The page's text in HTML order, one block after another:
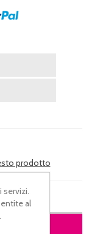
prodotto
servizi.
al